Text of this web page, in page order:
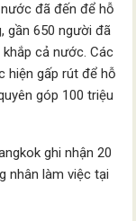
đã đến để hỗ
gần 650 người đã
cả nước. Các
hiện gấp rút để hỗ
góp 100 triệu
ghi nhận 20
nhân làm việc tại